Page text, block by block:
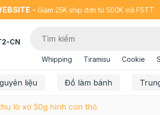
- Giảm 25K ship đơn từ 500K mã FSTT
CN
Whipping Tiramisu Cookie
liệu Đồ làm bánh
lò xo 50g hình con thỏ